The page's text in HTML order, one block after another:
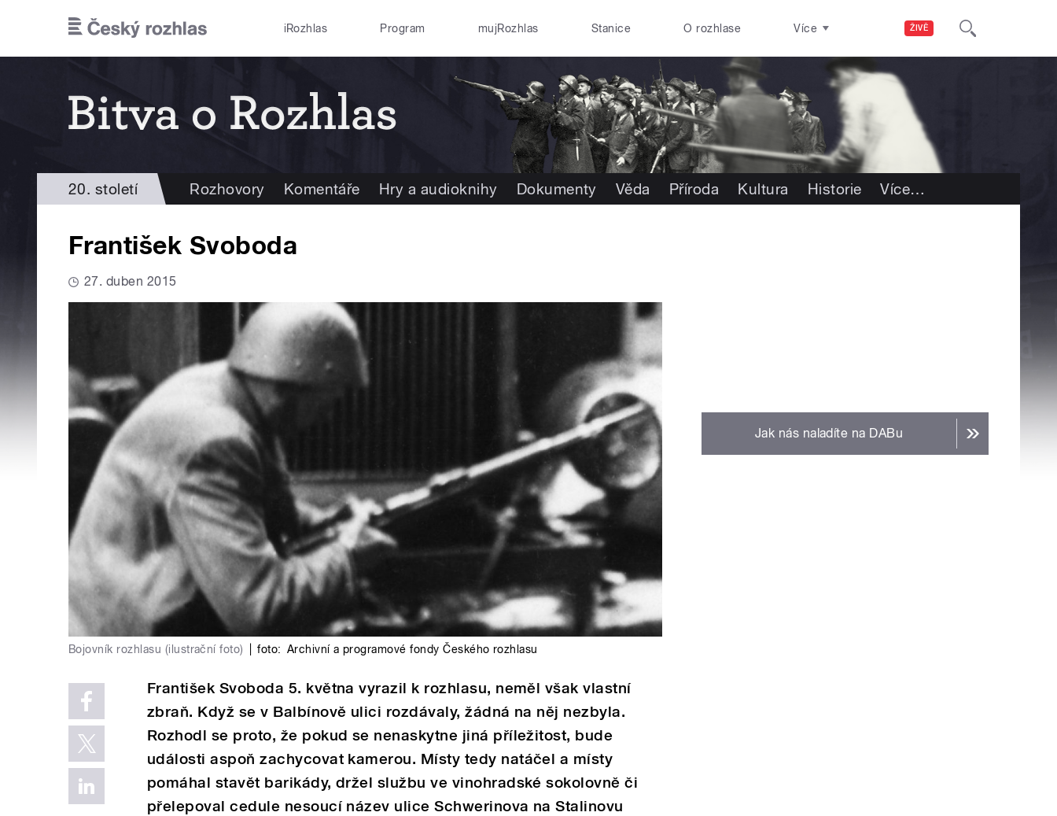
ŽIVĚ
iRozhlas Program mujRozhlas Stanice O rozhlase Více
20. století Rozhovory Komentáře Hry a audioknihy Dokumenty Věda Příroda Kultura Historie Více…
František Svoboda
27. duben 2015
Bojovník rozhlasu (ilustrační foto) foto: Archivní a programové fondy Českého rozhlasu
František Svoboda 5. května vyrazil k rozhlasu, neměl však vlastní
zbraň. Když se v Balbínově ulici rozdávaly, žádná na něj nezbyla.
Rozhodl se proto, že pokud se nenaskytne jiná příležitost, bude
události aspoň zachycovat kamerou. Místy tedy natáčel a místy
pomáhal stavět barikády, držel službu ve vinohradské sokolovně či
přelepoval cedule nesoucí název ulice Schwerinova na Stalinovu
Jak nás naladíte na DABu